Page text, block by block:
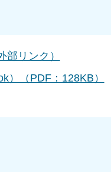
リンク）
）（PDF：128KB）